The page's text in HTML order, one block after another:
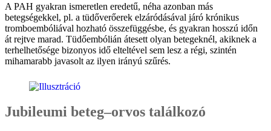
A PAH gyakran ismeretlen eredetű, néha azonban más
betegségekkel, pl. a tüdőverőerek elzáródásával járó krónikus
tromboembóliával hozható összefüggésbe, és gyakran hosszú időn
át rejtve marad. Tüdőembólián átesett olyan betegeknél, akiknek a
terhelhetősége bizonyos idő elteltével sem lesz a régi, szintén
mihamarabb javasolt az ilyen irányú szűrés.
Jubileumi beteg–orvos találkozó